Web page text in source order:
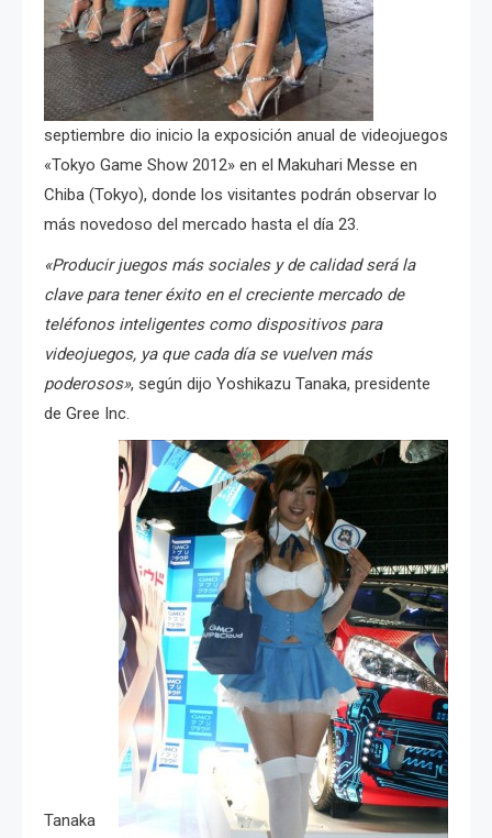
septiembre dio inicio la exposición anual de videojuegos
«Tokyo Game Show 2012» en el Makuhari Messe en
Chiba (Tokyo), donde los visitantes podrán observar lo
más novedoso del mercado hasta el día 23.
«Producir juegos más sociales y de calidad será la
clave para tener éxito en el creciente mercado de
teléfonos inteligentes como dispositivos para
videojuegos, ya que cada día se vuelven más
poderosos», según dijo Yoshikazu Tanaka, presidente
de Gree Inc.
Tanaka